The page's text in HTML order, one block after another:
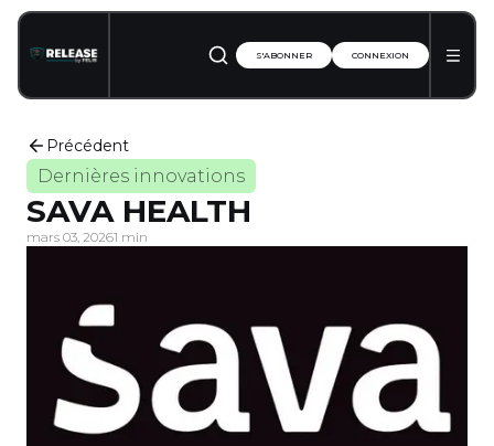
S'ABONNER CONNEXION
Précédent
Dernières innovations
SAVA HEALTH
mars 03, 20261 min